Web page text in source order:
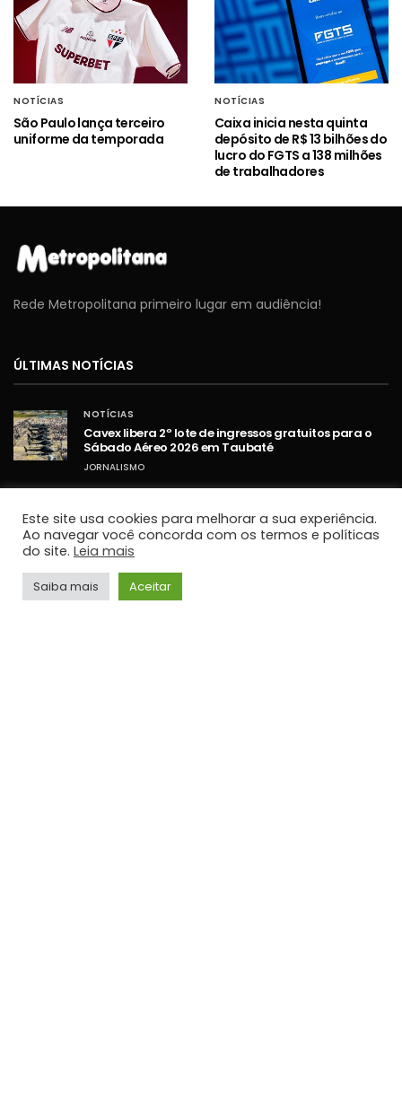
NOTÍCIAS
São Paulo lança terceiro
uniforme da temporada
NOTÍCIAS
Caixa inicia nesta quinta
depósito de R$ 13 bilhões do
lucro do FGTS a 138 milhões
de trabalhadores
Rede Metropolitana primeiro lugar em audiência!
ÚLTIMAS NOTÍCIAS
NOTÍCIAS
Cavex libera 2º lote de ingressos gratuitos para o
Sábado Aéreo 2026 em Taubaté
JORNALISMO
Umidade relativa do ar fica abaixo de 30% em
cidades do Vale do Paraíba
JORNALISMO
NOTÍCIAS
STF retoma sessões com debates sobre PCD e
Este site usa cookies para melhorar a sua experiência.
Ao navegar você concorda com os termos e políticas
do site. Leia mais
Saiba mais Aceitar